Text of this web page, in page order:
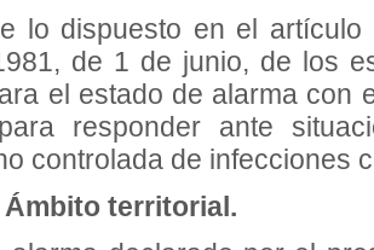
lo dispuesto en el
de 1 de junio, de los
el estado de alarma con
responder ante
controlada de infecciones
territorial.